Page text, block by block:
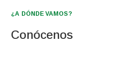
¿A DÓNDE VAMOS?
Conócenos